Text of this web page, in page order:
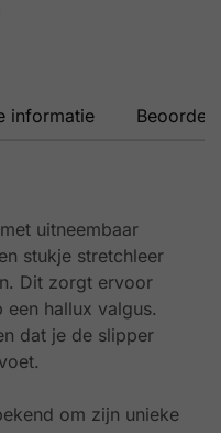
informatie
uitneembaar
stukje stretchleer
Dit zorgt ervoor
hallux valgus.
dat je de slipper
om zijn unieke